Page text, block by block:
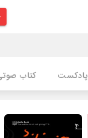
پادکست کتاب